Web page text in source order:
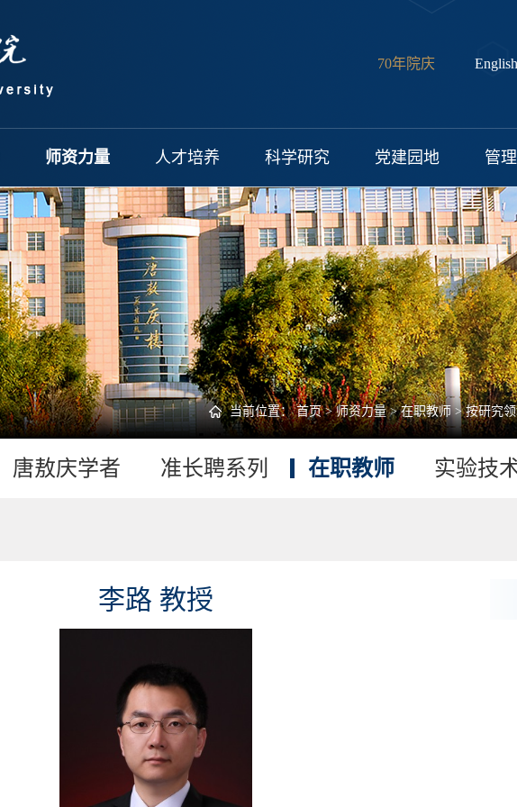
70年院庆 English
师资力量 人才培养 科学研究 党建园地 管
当前位置：首页>师资力量>在职教师>按研究
唐敖庆学者 准长聘系列 在职教师 实验技
李路 教授